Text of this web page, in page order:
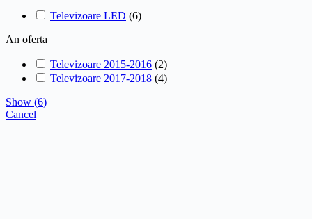
Televizoare LED (6)
An oferta
Televizoare 2015-2016 (2)
Televizoare 2017-2018 (4)
Show (6)
Cancel